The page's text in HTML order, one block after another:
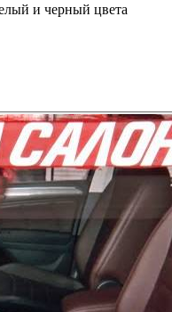
и черный цвета